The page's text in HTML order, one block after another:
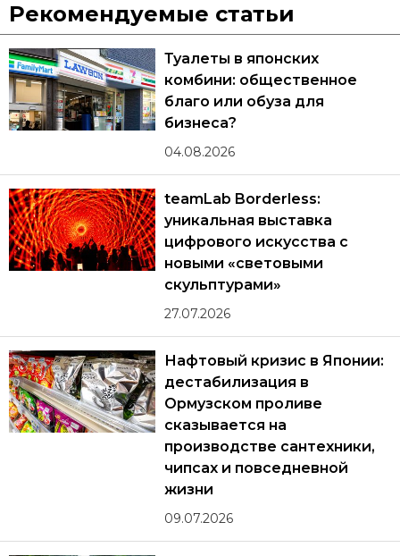
Рекомендуемые статьи
Туалеты в японских
комбини: общественное
благо или обуза для
бизнеса?
04.08.2026
teamLab Borderless:
уникальная выставка
цифрового искусства с
новыми «световыми
скульптурами»
27.07.2026
Нафтовый кризис в Японии:
дестабилизация в
Ормузском проливе
сказывается на
производстве сантехники,
чипсах и повседневной
жизни
09.07.2026